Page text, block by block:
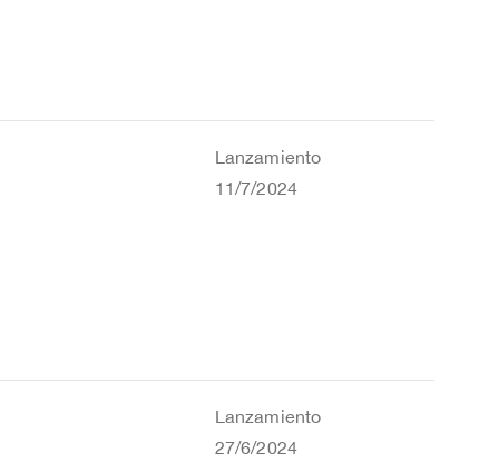
Lanzamiento
11/7/2024
Lanzamiento
27/6/2024